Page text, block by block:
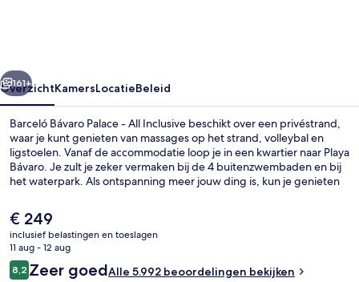
Volgende
161+
OverzichtKamersLocatieBeleid
Barceló Bávaro Palace - All Inclusive beschikt over een privéstrand,
waar je kunt genieten van massages op het strand, volleybal en
ligstoelen. Vanaf de accommodatie loop je in een kwartier naar Playa
Bávaro. Je zult je zeker vermaken bij de 4 buitenzwembaden en bij
het waterpark. Als ontspanning meer jouw ding is, kun je genieten
Miramar Buffet, een van de 7 restaurants, serveert internationale
gerechten voor ontbijt, lunch en diner. Deze accommodatie in luxe
stijl biedt ook hoogtepunten zoals 4 zwembadbars, een golfbaan en
een nachtclub. Andere reizigers raden de accommodatie aan
vanwege het zwembad en het behulpzame personeel.
De
huidige
prijs
is
€ 249
€ 249
inclusief belastingen en toeslagen
11 aug - 12 aug
Beoordelingen
8,28,2 op 10 –
Zeer goedAlle 5.992 beoordelingen bekijken